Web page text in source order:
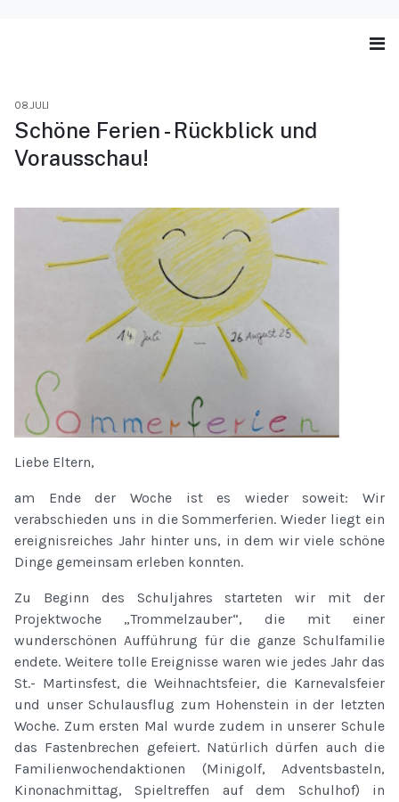
08.JULI
Schöne Ferien - Rückblick und
Vorausschau!
Liebe Eltern,
am Ende der Woche ist es wieder soweit: Wir
verabschieden uns in die Sommerferien. Wieder liegt ein
ereignisreiches Jahr hinter uns, in dem wir viele schöne
Dinge gemeinsam erleben konnten.
Zu Beginn des Schuljahres starteten wir mit der
Projektwoche „Trommelzauber“, die mit einer
wunderschönen Aufführung für die ganze Schulfamilie
endete. Weitere tolle Ereignisse waren wie jedes Jahr das
St.- Martinsfest, die Weihnachtsfeier, die Karnevalsfeier
und unser Schulausflug zum Hohenstein in der letzten
Woche. Zum ersten Mal wurde zudem in unserer Schule
das Fastenbrechen gefeiert. Natürlich dürfen auch die
Familienwochendaktionen (Minigolf, Adventsbasteln,
Kinonachmittag, Spieltreffen auf dem Schulhof) in